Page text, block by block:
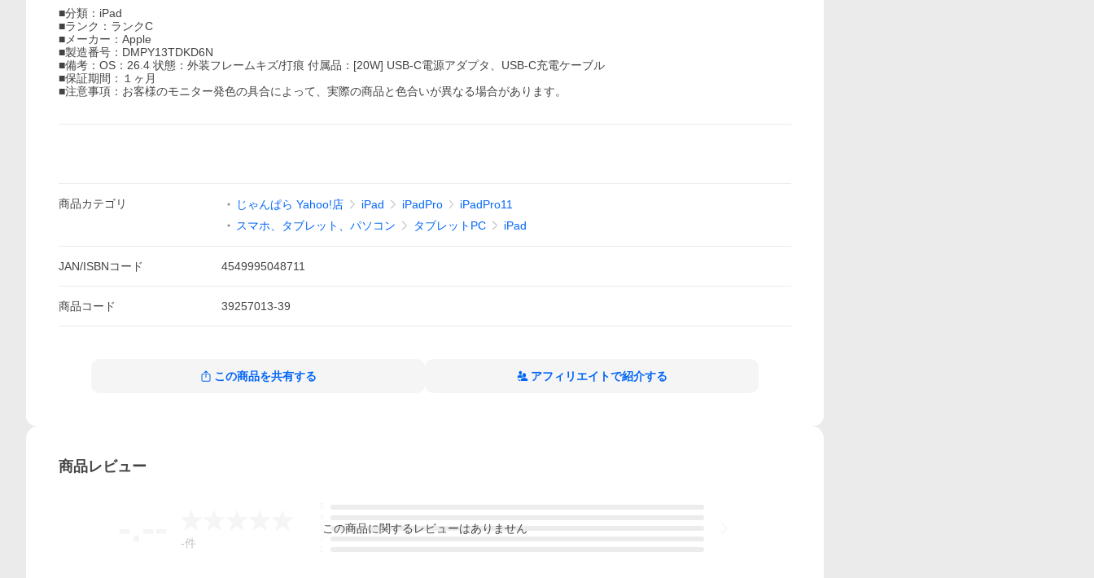
■分類：iPad
■ランク：ランクC
■メーカー：Apple
■製造番号：DMPY13TDKD6N
■備考：OS：26.4 状態：外装フレームキズ/打痕 付属品：[20W] USB-C電源アダプタ、USB-C充電ケーブル
■保証期間：１ヶ月
■注意事項：お客様のモニター発色の具合によって、実際の商品と色合いが異なる場合があります。
商品カテゴリ じゃんぱら Yahoo!店 iPad iPadPro
iPadPro11
スマホ、タブレット、パソコン
タブレットPC iPad
JAN/ISBNコード 4549995048711
商品コード 39257013-39
この商品を共有する アフィリエイトで紹介する
商品レビュー
-件
この商品に関するレビューはありません